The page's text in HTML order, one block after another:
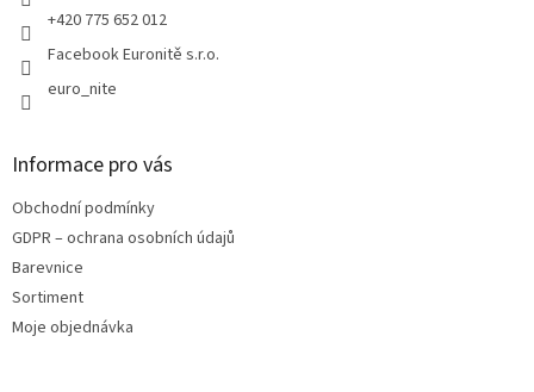
+420 775 652 012
Facebook Euronitě s.r.o.
euro_nite
Informace pro vás
Obchodní podmínky
GDPR – ochrana osobních údajů
Barevnice
Sortiment
Moje objednávka